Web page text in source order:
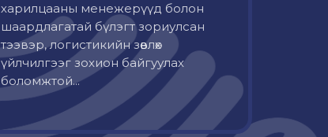
харилцааны менежерүүд болон
шаардлагатай бүлэгт зориулсан
тээвэр, логистикийн зөвлөх
үйлчилгээг зохион байгуулах
боломжтой...